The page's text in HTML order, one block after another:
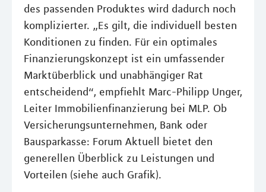
des passenden Produktes wird dadurch noch
komplizierter. „Es gilt, die individuell besten
Konditionen zu finden. Für ein optimales
Finanzierungskonzept ist ein umfassender
Marktüberblick und unabhängiger Rat
entscheidend“, empfiehlt Marc-Philipp Unger,
Leiter Immobilienfinanzierung bei MLP. Ob
Versicherungsunternehmen, Bank oder
Bausparkasse: Forum Aktuell bietet den
generellen Überblick zu Leistungen und
Vorteilen (siehe auch Grafik).